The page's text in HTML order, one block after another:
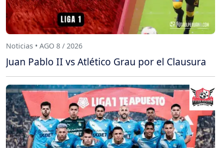
Noticias • AGO 8 / 2026
Juan Pablo II vs Atlético Grau por el Clausura